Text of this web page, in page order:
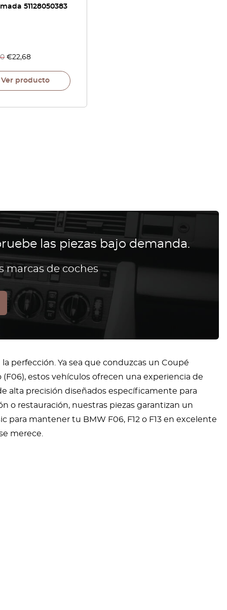
51128050383
€22,68
Ver producto
las piezas bajo demanda.
marcas de coches
perfección. Ya sea que conduzcas un Coupé
estos vehículos ofrecen una experiencia de
alta precisión diseñados específicamente para
o restauración, nuestras piezas garantizan un
mantener tu BMW F06, F12 o F13 en excelente
merece.